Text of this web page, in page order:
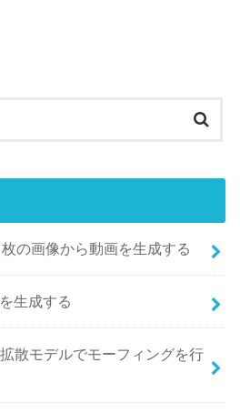
の画像から動画を生成する
生成する
散モデルでモーフィングを行